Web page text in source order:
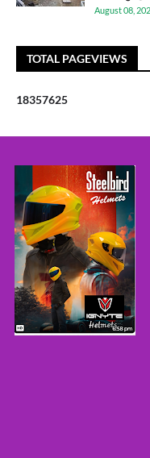
August 08,
TOTAL PAGEVIEWS
18357625